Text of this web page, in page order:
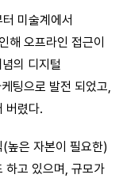
미술계에서
해 오프라인 접근이
의 디지털
팅으로 발전 되었고,
버렸다.
높은 자본이 필요한)
하고 있으며, 규모가